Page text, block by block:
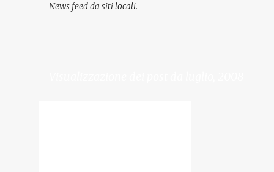
News feed da siti locali.